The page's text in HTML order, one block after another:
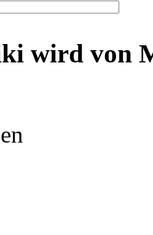
wird von